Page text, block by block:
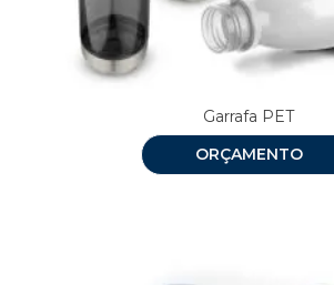
Garrafa PET
ORÇAMENTO